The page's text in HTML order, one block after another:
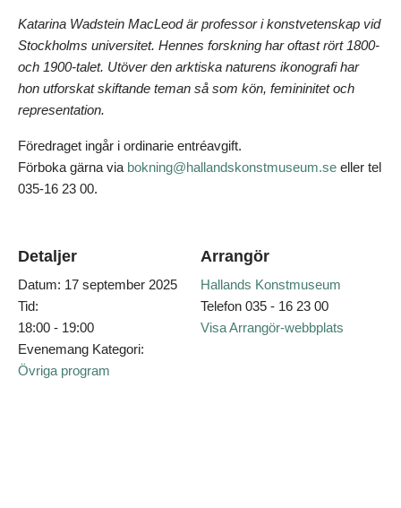
Katarina Wadstein MacLeod är professor i konstvetenskap vid
Stockholms universitet. Hennes forskning har oftast rört 1800-
och 1900-talet. Utöver den arktiska naturens ikonografi har
hon utforskat skiftande teman så som kön, femininitet och
representation.
Föredraget ingår i ordinarie entréavgift.
Förboka gärna via bokning@hallandskonstmuseum.se eller tel
035-16 23 00.
Detaljer
Datum: 17 september 2025
Tid:
18:00 - 19:00
Evenemang Kategori:
Övriga program
Arrangör
Hallands Konstmuseum
Telefon 035 - 16 23 00
Visa Arrangör-webbplats